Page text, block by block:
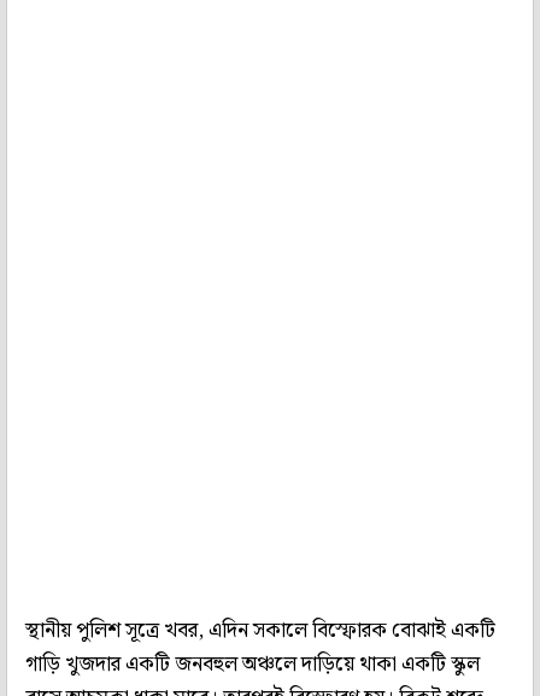
স্থানীয় পুলিশ সূত্রে খবর, এদিন সকালে বিস্ফোরক বোঝাই একটি
গাড়ি খুজদার একটি জনবহুল অঞ্চলে দাড়িয়ে থাকা একটি স্কুল